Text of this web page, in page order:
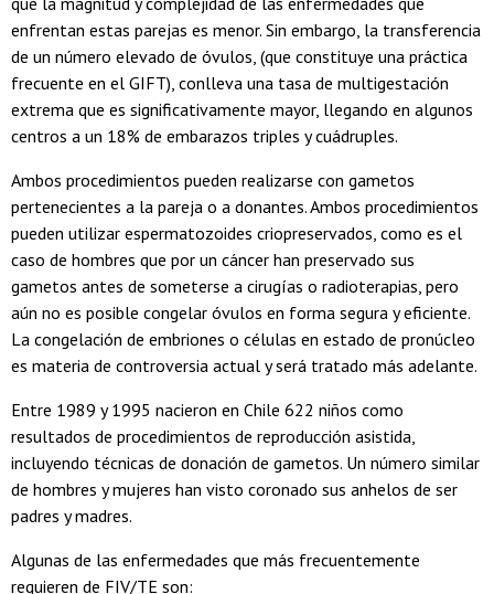
enfrentan estas parejas es menor. Sin embargo, la transferencia
de un número elevado de óvulos, (que constituye una práctica
frecuente en el GIFT), conlleva una tasa de multigestación
extrema que es significativamente mayor, llegando en algunos
centros a un 18% de embarazos triples y cuádruples.
Ambos procedimientos pueden realizarse con gametos
pertenecientes a la pareja o a donantes. Ambos procedimientos
pueden utilizar espermatozoides criopreservados, como es el
caso de hombres que por un cáncer han preservado sus
gametos antes de someterse a cirugías o radioterapias, pero
aún no es posible congelar óvulos en forma segura y eficiente.
La congelación de embriones o células en estado de pronúcleo
es materia de controversia actual y será tratado más adelante.
Entre 1989 y 1995 nacieron en Chile 622 niños como
resultados de procedimientos de reproducción asistida,
incluyendo técnicas de donación de gametos. Un número similar
de hombres y mujeres han visto coronado sus anhelos de ser
padres y madres.
Algunas de las enfermedades que más frecuentemente
requieren de FIV/TE son: